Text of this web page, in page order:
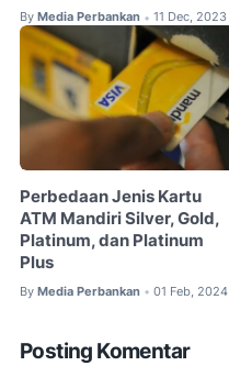
By Media Perbankan • 11 Dec, 2023
Perbedaan Jenis Kartu
ATM Mandiri Silver, Gold,
Platinum, dan Platinum
Plus
By Media Perbankan • 01 Feb, 2024
Posting Komentar